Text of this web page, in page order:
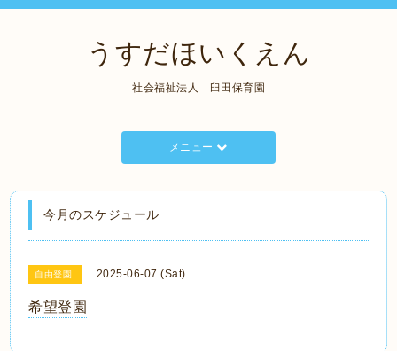
うすだほいくえん
社会福祉法人 臼田保育園
メニュー
今月のスケジュール
自由登園 2025-06-07 (Sat)
希望登園